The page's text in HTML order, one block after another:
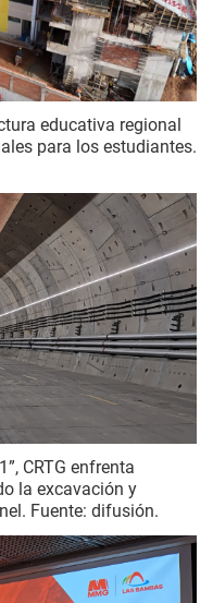
educativa regional
para los estudiantes.
CRTG enfrenta
la excavación y
Fuente: difusión.